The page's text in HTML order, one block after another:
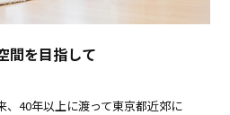
間を目指して
、40年以上に渡って東京都近郊に